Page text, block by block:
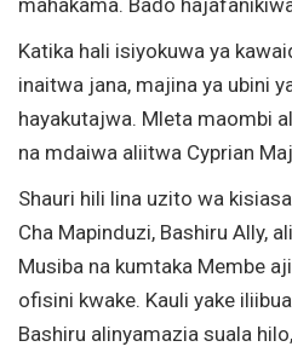
Katika hali isiyokuwa ya
inaitwa jana, majina ya ubini
hayakutajwa. Mleta maombi
na mdaiwa aliitwa Cyprian
Shauri hili lina uzito wa
Cha Mapinduzi, Bashiru Ally,
Musiba na kumtaka Membe
ofisini kwake. Kauli yake
Bashiru alinyamazia suala